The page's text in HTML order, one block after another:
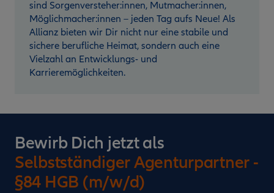
sind Sorgenversteher:innen, Mutmacher:innen,
Möglichmacher:innen – jeden Tag aufs Neue! Als
Allianz bieten wir Dir nicht nur eine stabile und
sichere berufliche Heimat, sondern auch eine
Vielzahl an Entwicklungs- und
Karrieremöglichkeiten.
Bewirb Dich jetzt als
Selbstständiger Agenturpartner -
§84 HGB (m/w/d)